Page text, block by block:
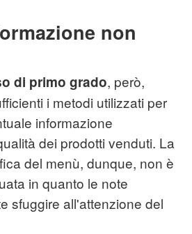
non
di primo grado, però,
i metodi utilizzati per
informazione
dei prodotti venduti. La
del menù, dunque, non è
in quanto le note
sfuggire all'attenzione del